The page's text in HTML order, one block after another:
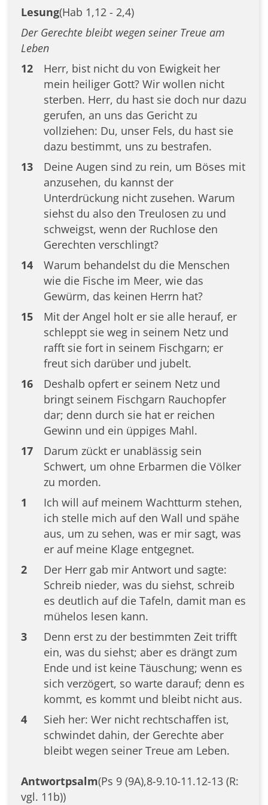
Lesung(Hab 1,12 - 2,4)
Der Gerechte bleibt wegen seiner Treue am
Leben
12
Herr, bist nicht du von Ewigkeit her
mein heiliger Gott? Wir wollen nicht
sterben. Herr, du hast sie doch nur dazu
gerufen, an uns das Gericht zu
vollziehen: Du, unser Fels, du hast sie
dazu bestimmt, uns zu bestrafen.
13
Deine Augen sind zu rein, um Böses mit
anzusehen, du kannst der
Unterdrückung nicht zusehen. Warum
siehst du also den Treulosen zu und
schweigst, wenn der Ruchlose den
Gerechten verschlingt?
14
Warum behandelst du die Menschen
wie die Fische im Meer, wie das
Gewürm, das keinen Herrn hat?
15
Mit der Angel holt er sie alle herauf, er
schleppt sie weg in seinem Netz und
rafft sie fort in seinem Fischgarn; er
freut sich darüber und jubelt.
16
Deshalb opfert er seinem Netz und
bringt seinem Fischgarn Rauchopfer
dar; denn durch sie hat er reichen
Gewinn und ein üppiges Mahl.
17
Darum zückt er unablässig sein
Schwert, um ohne Erbarmen die Völker
zu morden.
1
Ich will auf meinem Wachtturm stehen,
ich stelle mich auf den Wall und spähe
aus, um zu sehen, was er mir sagt, was
er auf meine Klage entgegnet.
2
Der Herr gab mir Antwort und sagte:
Schreib nieder, was du siehst, schreib
es deutlich auf die Tafeln, damit man es
mühelos lesen kann.
3
Denn erst zu der bestimmten Zeit trifft
ein, was du siehst; aber es drängt zum
Ende und ist keine Täuschung; wenn es
sich verzögert, so warte darauf; denn es
kommt, es kommt und bleibt nicht aus.
4
Sieh her: Wer nicht rechtschaffen ist,
schwindet dahin, der Gerechte aber
bleibt wegen seiner Treue am Leben.
Antwortpsalm(Ps 9 (9A),8-9.10-11.12-13 (R:
vgl. 11b))